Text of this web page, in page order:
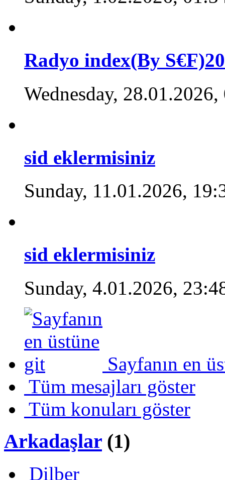
Radyo index(By
Wednesday,
sid eklermisiniz
Sunday, 11.01.2026,
sid eklermisiniz
Sunday, 4.01.2026,
Sayfanın en
Tüm mesajları göster
Tüm konuları göster
Arkadaşlar (1)
Dilber